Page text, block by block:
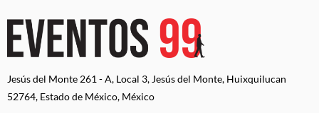
Jesús del Monte 261 - A, Local 3, Jesús del Monte, Huixquilucan
52764, Estado de México, México